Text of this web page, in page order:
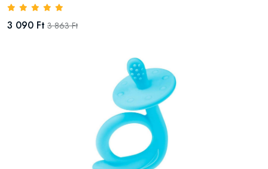
3 090 Ft 3 863 Ft